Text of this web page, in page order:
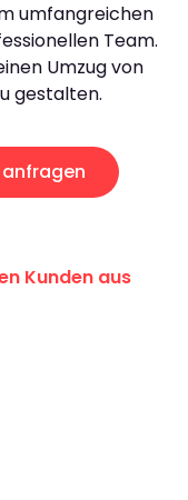
umfangreichen
Team.
Umzug von
gestalten.
Kunden aus